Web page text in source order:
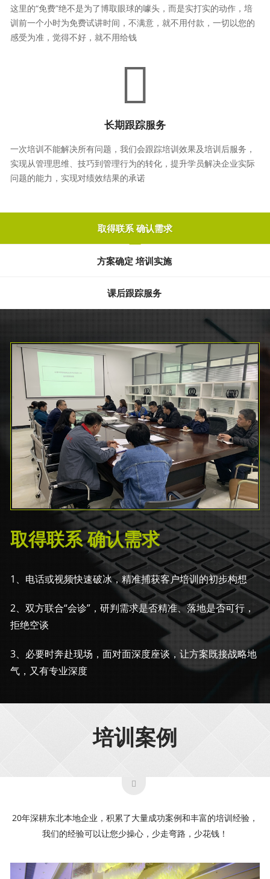
这里的“免费”绝不是为了博取眼球的噱头，而是实打实的动作，培
训前一个小时为免费试讲时间，不满意，就不用付款，一切以您的
感受为准，觉得不好，就不用给钱
长期跟踪服务
一次培训不能解决所有问题，我们会跟踪培训效果及培训后服务，
实现从管理思维、技巧到管理行为的转化，提升学员解决企业实际
问题的能力，实现对绩效结果的承诺
取得联系 确认需求
方案确定 培训实施
课后跟踪服务
取得联系 确认需求
1、电话或视频快速破冰，精准捕获客户培训的初步构想
2、双方联合“会诊”，研判需求是否精准、落地是否可行，
拒绝空谈
3、必要时奔赴现场，面对面深度座谈，让方案既接战略地
气，又有专业深度
培训案例
20年深耕东北本地企业，积累了大量成功案例和丰富的培训经验，
我们的经验可以让您少操心，少走弯路，少花钱！